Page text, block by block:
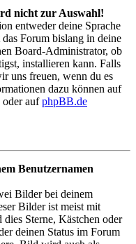
nicht zur Auswahl!
entweder deine Sprache
Forum bislang in deine
Board-Administrator, ob
installieren kann. Falls
uns freuen, wenn du es
dazu können auf
oder aufphpBB.de
Benutzernamen
Bilder bei deinem
Bilder ist meist mit
Sterne, Kästchen oder
deinen Status im Forum